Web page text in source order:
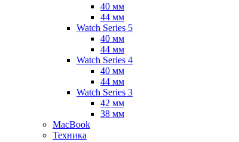
40 мм
44 мм
Watch Series 5
40 мм
44 мм
Watch Series 4
40 мм
44 мм
Watch Series 3
42 мм
38 мм
MacBook
Техника